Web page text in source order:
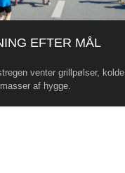
EFTER MÅL
venter grillpølser, kolde
af hygge.